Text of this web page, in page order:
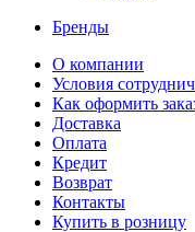
Бренды
О компании
Условия
Как оформить
Доставка
Оплата
Кредит
Возврат
Контакты
Купить в розницу